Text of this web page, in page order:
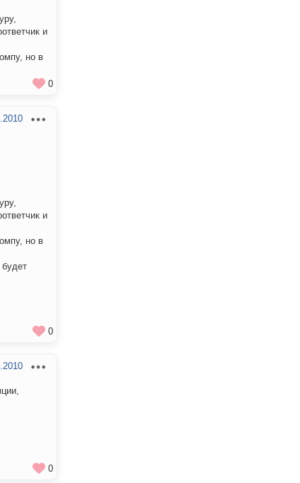
и
но в
0
и
но в
0
0